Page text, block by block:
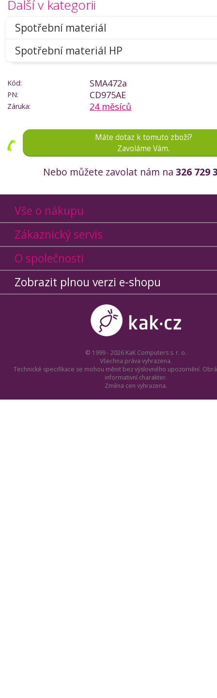
Další v kategorii
Spotřební materiál
Spotřební materiál HP
Kód: SMA472a
PN: CD975AE
Záruka: 24 měsíců
Máte dotaz k tomuto zboží?
Zavoláme Vám.
Nebo můžete zavolat nám na 326 729
Vše o nákupu
Zákaznický servis
O společnosti
Zobrazit plnou verzi e-shopu
© 1999 - 2026 KaK Computers s. r. o.
Všechna práva vyhrazena.
Technické specifikace se mohou měnit bez výslovného upozornění.
informativní charakter.
Změna cen vyhrazena.